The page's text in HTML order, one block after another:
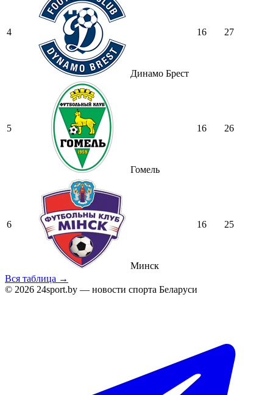
4
Динамо Брест
16 27
5
Гомель
16 26
6
Минск
16 25
Вся таблица →
© 2026 24sport.by — новости спорта Беларуси